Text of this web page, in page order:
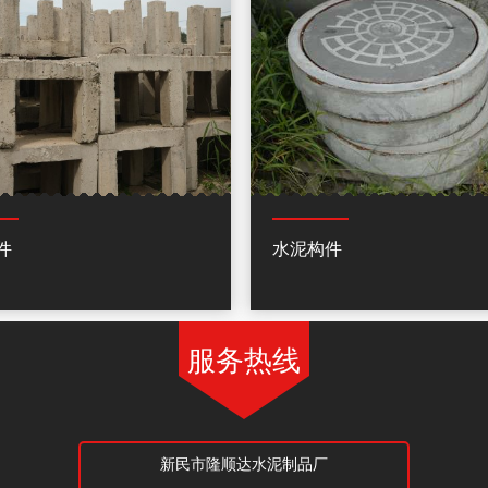
水泥构件
服务热线
新民市隆顺达水泥制品厂